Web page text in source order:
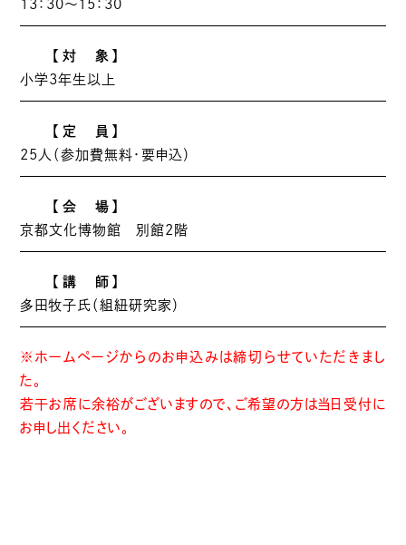
13：30～15：30
【対 象】
小学3年生以上
【定 員】
25人（参加費無料・要申込）
【会 場】
京都文化博物館 別館2階
【講 師】
多田牧子氏（組紐研究家）
※ホームページからのお申込みは締切らせていただきまし
た。
若干お席に余裕がございますので、ご希望の方は当日受付に
お申し出ください。